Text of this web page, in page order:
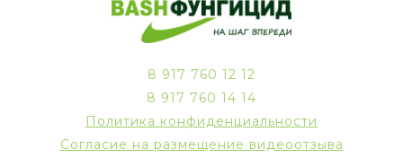
8 917 760 12 12
8 917 760 14 14
Политика конфиденциальности
Согласие на размещение видеоотзыва